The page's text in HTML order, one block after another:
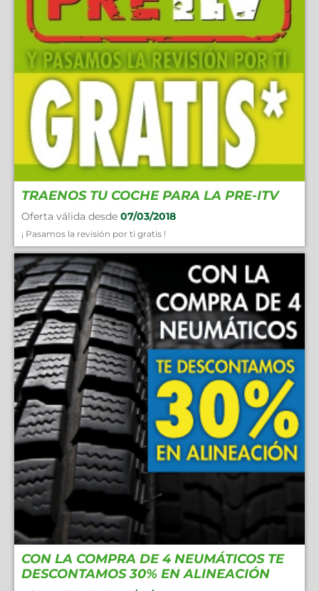
TRAENOS TU COCHE PARA LA PRE-ITV
Oferta válida desde 07/03/2018
¡ Pasamos la revisión por ti gratis !
CON LA COMPRA DE 4 NEUMÁTICOS TE
DESCONTAMOS 30% EN ALINEACIÓN